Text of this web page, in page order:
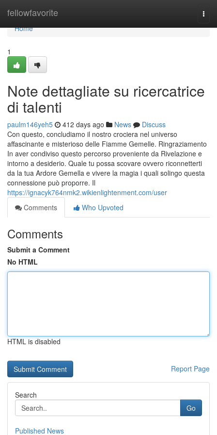
fellowfavorite
Home
Home
1
Note dettagliate su ricercatrice
di talenti
paulm146yeh5 412 days ago News
Discuss
Con questo, concludiamo il nostro crociera nel universo
affascinante e misterioso delle Fiamme Gemelle. Ringraziamento
In aver condiviso questo percorso proveniente da Rivelazione e
intorno a desiderio. Quale tu possa scovare ovvero riconnetterti
da la tua Ardore Gemella e vivere la magia i quali solingo questa
connessione può proporre. Il
https://ignacyk764nmk2.wikienlightenment.com/user
Comments
Who Upvoted
Comments
Submit a Comment
No HTML
HTML is disabled
Report Page
Search
Go
Published News